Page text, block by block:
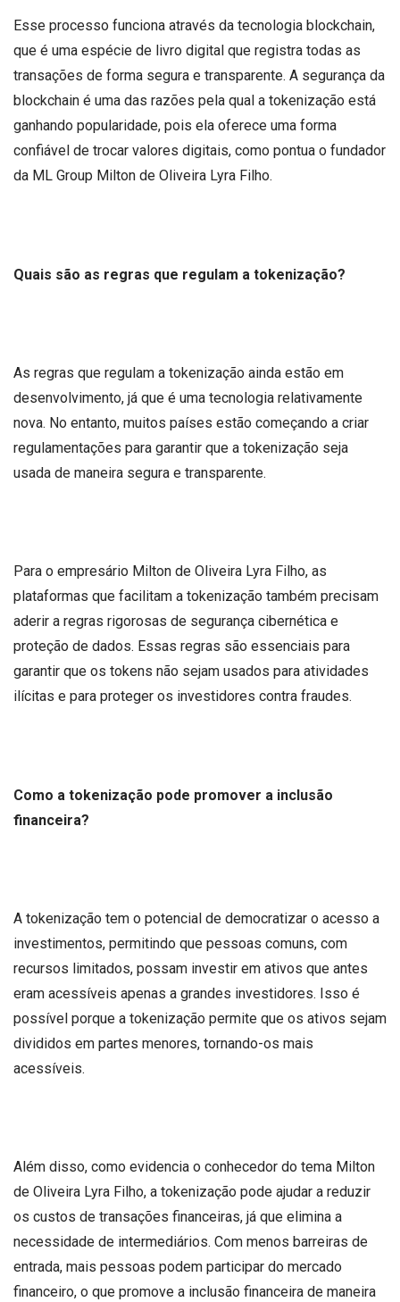
Esse processo funciona através da tecnologia blockchain,
que é uma espécie de livro digital que registra todas as
transações de forma segura e transparente. A segurança da
blockchain é uma das razões pela qual a tokenização está
ganhando popularidade, pois ela oferece uma forma
confiável de trocar valores digitais, como pontua o fundador
da ML Group Milton de Oliveira Lyra Filho.
Quais são as regras que regulam a tokenização?
As regras que regulam a tokenização ainda estão em
desenvolvimento, já que é uma tecnologia relativamente
nova. No entanto, muitos países estão começando a criar
regulamentações para garantir que a tokenização seja
usada de maneira segura e transparente.
Para o empresário Milton de Oliveira Lyra Filho, as
plataformas que facilitam a tokenização também precisam
aderir a regras rigorosas de segurança cibernética e
proteção de dados. Essas regras são essenciais para
garantir que os tokens não sejam usados para atividades
ilícitas e para proteger os investidores contra fraudes.
Como a tokenização pode promover a inclusão
financeira?
A tokenização tem o potencial de democratizar o acesso a
investimentos, permitindo que pessoas comuns, com
recursos limitados, possam investir em ativos que antes
eram acessíveis apenas a grandes investidores. Isso é
possível porque a tokenização permite que os ativos sejam
divididos em partes menores, tornando-os mais
acessíveis.
Além disso, como evidencia o conhecedor do tema Milton
de Oliveira Lyra Filho, a tokenização pode ajudar a reduzir
os custos de transações financeiras, já que elimina a
necessidade de intermediários. Com menos barreiras de
entrada, mais pessoas podem participar do mercado
financeiro, o que promove a inclusão financeira de maneira